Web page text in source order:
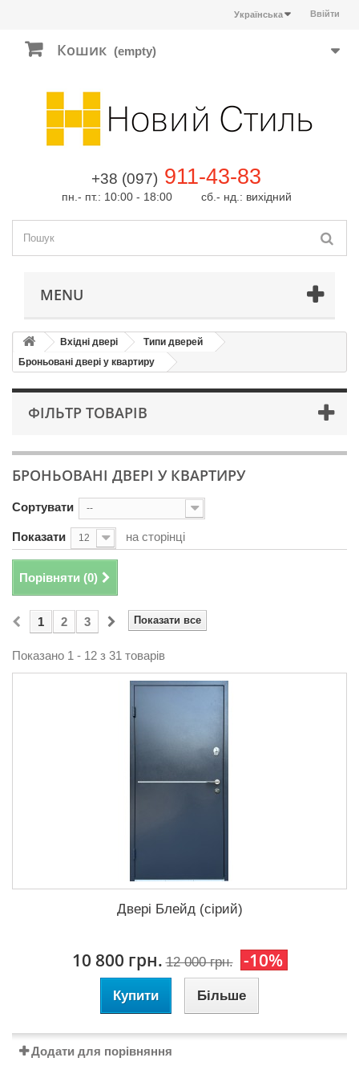
Ввійти
Українська
Кошик (empty)
+38 (097) 911-43-83
пн.- пт.: 10:00 - 18:00 сб.- нд.: вихідний
MENU
Вхідні двері
Типи дверей
Броньовані двері у квартиру
ФІЛЬТР ТОВАРІВ
БРОНЬОВАНІ ДВЕРІ У КВАРТИРУ
Сортувати --
Показати 12 на сторінці
Порівняти (0)
Показати все
1 2 3
Показано 1 - 12 з 31 товарів
Двері Блейд (сірий)
10 800 грн. 12 000 грн. -10%
Купити Більше
Додати для порівняння